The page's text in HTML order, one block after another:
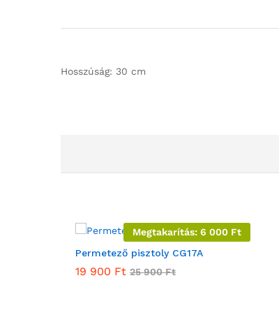
Hosszúság: 30 cm
Megtakarítás: 6 000 Ft
Permetező pisztoly CG17A
19 900 Ft 25 900Ft